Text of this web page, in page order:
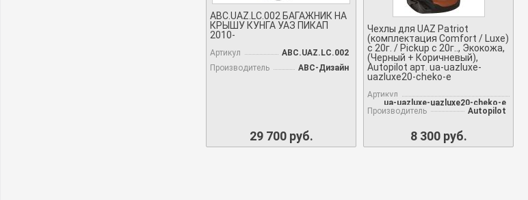
ABC.UAZ.LC.002 БАГАЖНИК НА
КРЫШУ КУНГА УАЗ ПИКАП
2010-
Артикул
ABC.UAZ.LC.002
Производитель
АВС-Дизайн
29 700 руб.
Чехлы для UAZ Patriot
(комплектация Comfort / Luxe)
c 20г. / Pickup c 20г.., Экокожа,
(Черный + Коричневый),
Autopilot арт. ua-uazluxe-
uazluxe20-cheko-e
Артикул
ua-uazluxe-uazluxe20-cheko-e
Производитель
Autopilot
8 300 руб.